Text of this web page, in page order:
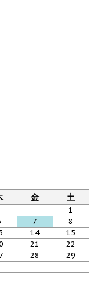
金 土
1
7
8
14
15
21
22
28
29